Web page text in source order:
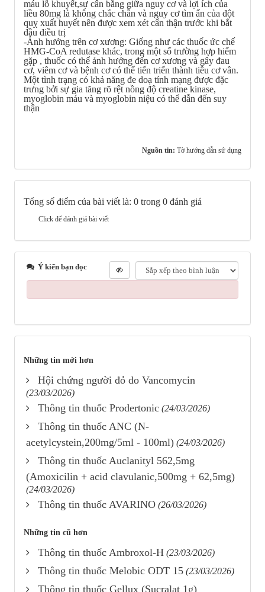
máu lỗ khuyết,sự cân bằng giữa nguy cơ và lợi ích của
liều 80mg là không chắc chắn và nguy cơ tìm ẩn của đột
quỵ xuất huyết nên được xem xét cẩn thận trước khi bắt
đầu điều trị
-Ảnh hưởng trên cơ xương: Giống như các thuốc ức chế
HMG-CoA redutase khác, trong một số trường hợp hiếm
gặp , thuốc có thể ảnh hưởng đến cơ xương và gây đau
cơ, viêm cơ và bệnh cơ có thể tiến triển thành tiêu cơ vân.
Một tình trạng có khả năng đe doạ tính mạng được đặc
trưng bởi sự gia tăng rõ rệt nồng độ creatine kinase,
myoglobin máu và myoglobin niệu có thể dẫn đến suy
thận
Nguồn tin: Tờ hướng dẫn sử dụng
Tổng số điểm của bài viết là: 0 trong 0 đánh giá
Click để đánh giá bài viết
Ý kiến bạn đọc
Những tin mới hơn
Hội chứng người đỏ do Vancomycin
(23/03/2026)
Thông tin thuốc Prodertonic (24/03/2026)
Thông tin thuốc ANC (N-
acetylcystein,200mg/5ml - 100ml) (24/03/2026)
Thông tin thuốc Auclanityl 562,5mg
(Amoxicilin + acid clavulanic,500mg + 62,5mg)
(24/03/2026)
Thông tin thuốc AVARINO (26/03/2026)
Những tin cũ hơn
Thông tin thuốc Ambroxol-H (23/03/2026)
Thông tin thuốc Melobic ODT 15 (23/03/2026)
Thông tin thuốc Gellux (Sucralat 1g)